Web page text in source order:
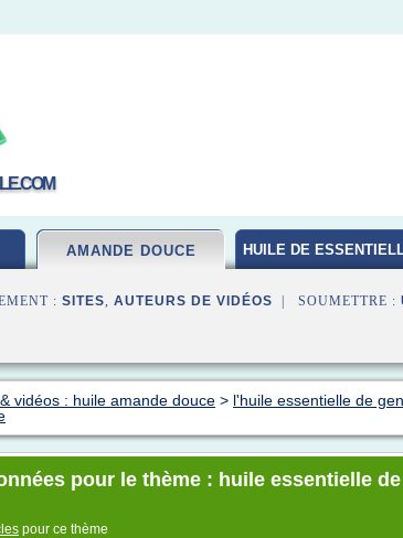
AMANDE DOUCE HUILE DE
: SITES, AUTEURS DE VIDÉOS | SOUMETTRE :
vidéos : huile amande douce > l'huile essentielle de
pour le thème : huile essentielle
pour ce thème